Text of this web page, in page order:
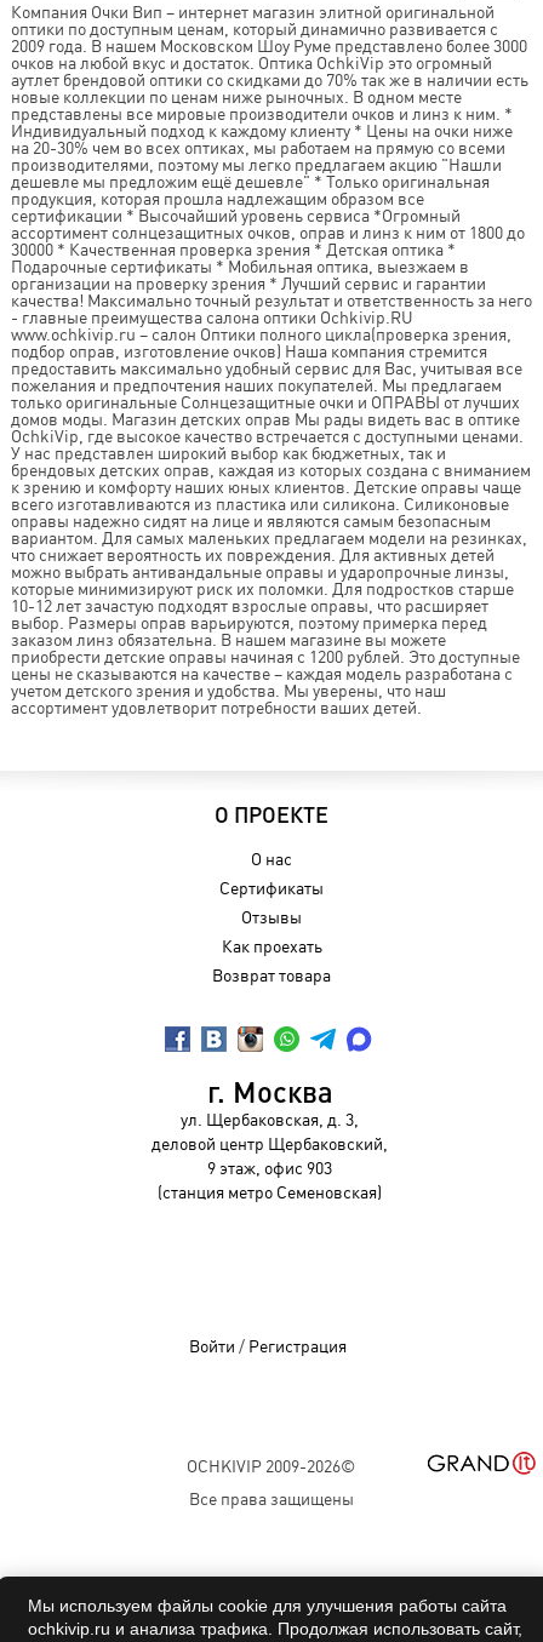
Компания Очки Вип – интернет магазин элитной оригинальной
оптики по доступным ценам, который динамично развивается с
2009 года. В нашем Московском Шоу Руме представлено более 3000
очков на любой вкус и достаток. Оптика OchkiVip это огромный
аутлет брендовой оптики со скидками до 70% так же в наличии есть
новые коллекции по ценам ниже рыночных. В одном месте
представлены все мировые производители очков и линз к ним. *
Индивидуальный подход к каждому клиенту * Цены на очки ниже
на 20-30% чем во всех оптиках, мы работаем на прямую со всеми
производителями, поэтому мы легко предлагаем акцию "Нашли
дешевле мы предложим ещё дешевле" * Только оригинальная
продукция, которая прошла надлежащим образом все
сертификации * Высочайший уровень сервиса *Огромный
ассортимент солнцезащитных очков, оправ и линз к ним от 1800 до
30000 * Качественная проверка зрения * Детская оптика *
Подарочные сертификаты * Мобильная оптика, выезжаем в
организации на проверку зрения * Лучший сервис и гарантии
качества! Максимально точный результат и ответственность за него
- главные преимущества салона оптики Ochkivip.RU
www.ochkivip.ru – салон Оптики полного цикла(проверка зрения,
подбор оправ, изготовление очков) Наша компания стремится
предоставить максимально удобный сервис для Вас, учитывая все
пожелания и предпочтения наших покупателей. Мы предлагаем
только оригинальные Солнцезащитные очки и ОПРАВЫ от лучших
домов моды. Магазин детских оправ Мы рады видеть вас в оптике
OchkiVip, где высокое качество встречается с доступными ценами.
У нас представлен широкий выбор как бюджетных, так и
брендовых детских оправ, каждая из которых создана с вниманием
к зрению и комфорту наших юных клиентов. Детские оправы чаще
всего изготавливаются из пластика или силикона. Силиконовые
оправы надежно сидят на лице и являются самым безопасным
вариантом. Для самых маленьких предлагаем модели на резинках,
что снижает вероятность их повреждения. Для активных детей
можно выбрать антивандальные оправы и ударопрочные линзы,
которые минимизируют риск их поломки. Для подростков старше
10-12 лет зачастую подходят взрослые оправы, что расширяет
выбор. Размеры оправ варьируются, поэтому примерка перед
заказом линз обязательна. В нашем магазине вы можете
приобрести детские оправы начиная с 1200 рублей. Это доступные
цены не сказываются на качестве – каждая модель разработана с
учетом детского зрения и удобства. Мы уверены, что наш
ассортимент удовлетворит потребности ваших детей.
О ПРОЕКТЕ
О нас
Сертификаты
Отзывы
Как проехать
Возврат товара
г. Москва
ул. Щербаковская, д. 3,
деловой центр Щербаковский,
9 этаж, офис 903
(станция метро Семеновская)
Войти / Регистрация
OCHKIVIP 2009-2026©
Все права защищены
Мы используем файлы cookie для улучшения работы сайта
ochkivip.ru и анализа трафика. Продолжая использовать сайт,